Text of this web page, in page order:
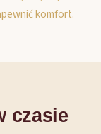
komfort.
czasie